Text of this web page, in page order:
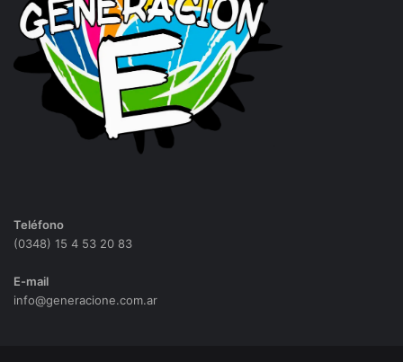
Teléfono
(0348) 15 4 53 20 83
E-mail
info@generacione.com.ar